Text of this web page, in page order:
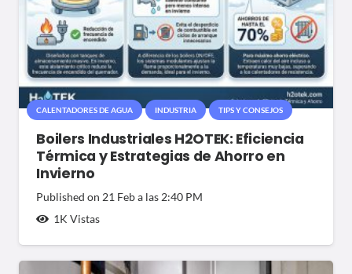
CALENTADORES DE AGUA INDUSTRIA TIPS Y CONSEJOS
Boilers Industriales H2OTEK: Eficiencia
Térmica y Estrategias de Ahorro en
Invierno
Published on 21 Feb a las 2:40 PM
1K Vistas